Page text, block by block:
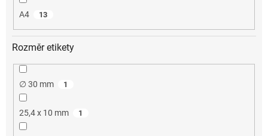
A4 13
Rozměr etikety
∅ 30 mm 1
25,4 x 10 mm 1